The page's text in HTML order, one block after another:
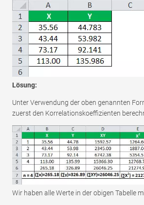
Lösung:
Unter Verwendung der oben genannten
zuerst den Korrelationskoeffizienten
Wir haben alle Werte in der obigen Tabelle